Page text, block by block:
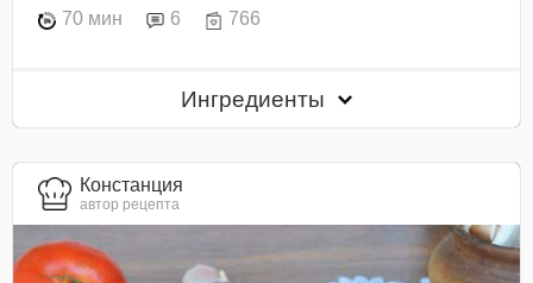
70 мин 6 766
Ингредиенты
Констанция
автор рецепта